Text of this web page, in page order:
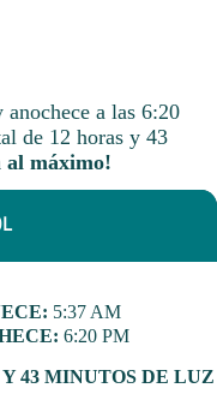
a las 6:20
de 12 horas y 43
al máximo!
5:37 AM
6:20 PM
Y 43 MINUTOS DE LUZ